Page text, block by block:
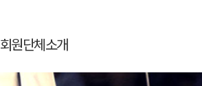
회원단체소개